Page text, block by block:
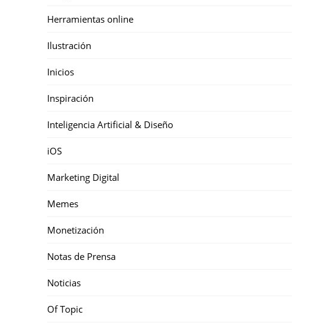
Herramientas online
Ilustración
Inicios
Inspiración
Inteligencia Artificial & Diseño
iOS
Marketing Digital
Memes
Monetización
Notas de Prensa
Noticias
Of Topic